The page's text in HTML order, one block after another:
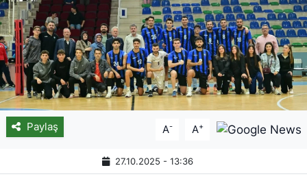
Paylaş A- A+
27.10.2025 - 13:36